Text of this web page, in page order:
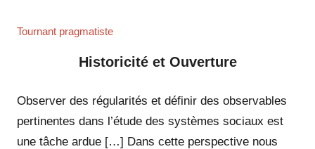
Tournant pragmatiste
Historicité et Ouverture
Observer des régularités et définir des observables
pertinentes dans l’étude des systèmes sociaux est
une tâche ardue […] Dans cette perspective nous